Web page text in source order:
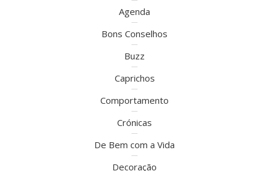
Agenda
Bons Conselhos
Buzz
Caprichos
Comportamento
Crónicas
De Bem com a Vida
Decoração